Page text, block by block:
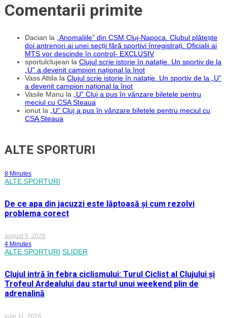
Comentarii primite
Dacian la
„Anomaliile” din CSM Cluj-Napoca. Clubul plătește
doi antrenori ai unei secții fără sportivi înregistrați. Oficialii ai
MTS vor descinde în control- EXCLUSIV
sportulclujean la Clujul scrie istorie în natație. Un sportiv de la
„U” a devenit campion național la înot
Vass Attila la Clujul scrie istorie în natație. Un sportiv de la „U”
a devenit campion național la înot
Vasile Manu la
„U” Cluj a pus în vânzare biletele pentru
meciul cu CSA Steaua
ionut la
„U” Cluj a pus în vânzare biletele pentru meciul cu
CSA Steaua
ALTE SPORTURI
8 Minutes
ALTE SPORTURI
De ce apa din jacuzzi este lăptoasă și cum rezolvi
problema corect
august 5, 2026
4 Minutes
ALTE SPORTURI SLIDER
Clujul intră în febra ciclismului: Turul Ciclist al Clujului și
Trofeul Ardealului dau startul unui weekend plin de
adrenalină
iulie 11, 2026